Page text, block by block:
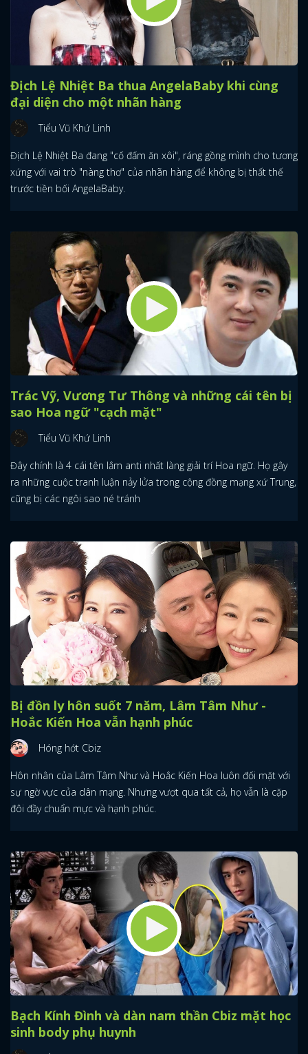
Địch Lệ Nhiệt Ba thua AngelaBaby khi cùng
đại diện cho một nhãn hàng
Tiểu Vũ Khứ Linh
Địch Lệ Nhiệt Ba đang "cố đấm ăn xôi", ráng gồng mình cho tương
xứng với vai trò "nàng thơ" của nhãn hàng để không bị thất thế
trước tiền bối AngelaBaby.
Trác Vỹ, Vương Tư Thông và những cái tên bị
sao Hoa ngữ "cạch mặt"
Tiểu Vũ Khứ Linh
Đây chính là 4 cái tên lắm anti nhất làng giải trí Hoa ngữ. Họ gây
ra những cuộc tranh luận nảy lửa trong cộng đồng mạng xứ Trung,
cũng bị các ngôi sao né tránh
Bị đồn ly hôn suốt 7 năm, Lâm Tâm Như -
Hoắc Kiến Hoa vẫn hạnh phúc
Hóng hớt Cbiz
Hôn nhân của Lâm Tâm Như và Hoắc Kiến Hoa luôn đối mặt với
sự ngờ vực của dân mạng. Nhưng vượt qua tất cả, họ vẫn là cặp
đôi đầy chuẩn mực và hạnh phúc.
Bạch Kính Đình và dàn nam thần Cbiz mặt học
sinh body phụ huynh